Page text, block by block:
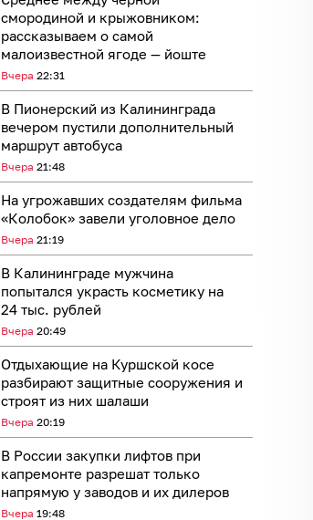
смородиной и крыжовником:
рассказываем о самой
малоизвестной ягоде — йоште
Вчера 22:31
В Пионерский из Калининграда
вечером пустили дополнительный
маршрут автобуса
Вчера 21:48
На угрожавших создателям фильма
«Колобок» завели уголовное дело
Вчера 21:19
В Калининграде мужчина
попытался украсть косметику на
24 тыс. рублей
Вчера 20:49
Отдыхающие на Куршской косе
разбирают защитные сооружения и
строят из них шалаши
Вчера 20:19
В России закупки лифтов при
капремонте разрешат только
напрямую у заводов и их дилеров
Вчера 19:48